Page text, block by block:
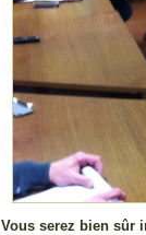
Vous serez bien sûr